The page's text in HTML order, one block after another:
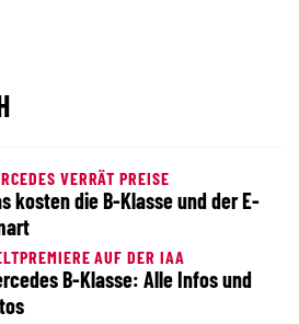
VERRÄT PREISE
kosten die B-Klasse und der E-
AUF DER IAA
B-Klasse: Alle Infos und